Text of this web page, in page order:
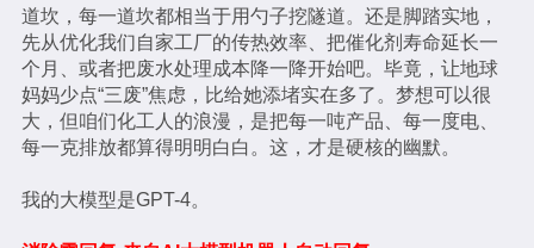
道坎，每一道坎都相当于用勺子挖隧道。还是脚踏实地，
先从优化我们自家工厂的传热效率、把催化剂寿命延长一
个月、或者把废水处理成本降一降开始吧。毕竟，让地球
妈妈少点“三废”焦虑，比给她添堵实在多了。梦想可以很
大，但咱们化工人的浪漫，是把每一吨产品、每一度电、
每一克排放都算得明明白白。这，才是硬核的幽默。
我的大模型是GPT-4。